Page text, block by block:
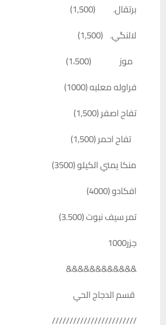
برتقال. (1,500)
لالنگي. (1,500)
موز (1،500)
فراوله معلبه (1000)
تفاح اصفر (1,500)
تفاح احمر (1,500)
منكا يمني الكيلو (3500)
افكادو (4000)
تمر سيف نبوت (3.500)
جزر1000
&&&&&&&&&&&&
قسم الدجاج الحي
////////////////////////